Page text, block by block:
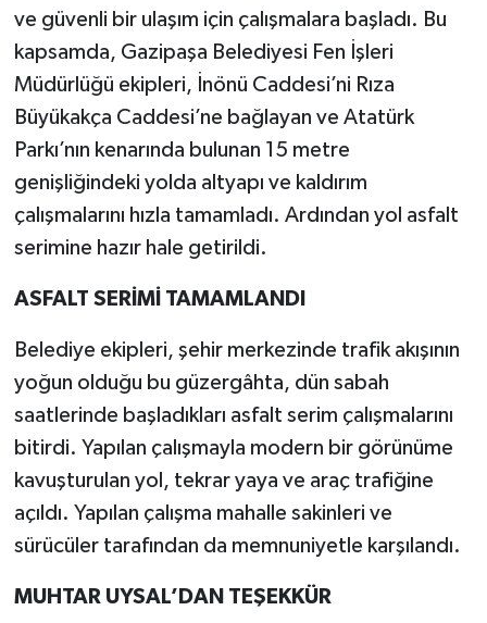
ve güvenli bir ulaşım için çalışmalara başladı. Bu
kapsamda, Gazipaşa Belediyesi Fen İşleri
Müdürlüğü ekipleri, İnönü Caddesi’ni Rıza
Büyükakça Caddesi’ne bağlayan ve Atatürk
Parkı’nın kenarında bulunan 15 metre
genişliğindeki yolda altyapı ve kaldırım
çalışmalarını hızla tamamladı. Ardından yol asfalt
serimine hazır hale getirildi.
ASFALT SERİMİ TAMAMLANDI
Belediye ekipleri, şehir merkezinde trafik akışının
yoğun olduğu bu güzergâhta, dün sabah
saatlerinde başladıkları asfalt serim çalışmalarını
bitirdi. Yapılan çalışmayla modern bir görünüme
kavuşturulan yol, tekrar yaya ve araç trafiğine
açıldı. Yapılan çalışma mahalle sakinleri ve
sürücüler tarafından da memnuniyetle karşılandı.
MUHTAR UYSAL’DAN TEŞEKKÜR